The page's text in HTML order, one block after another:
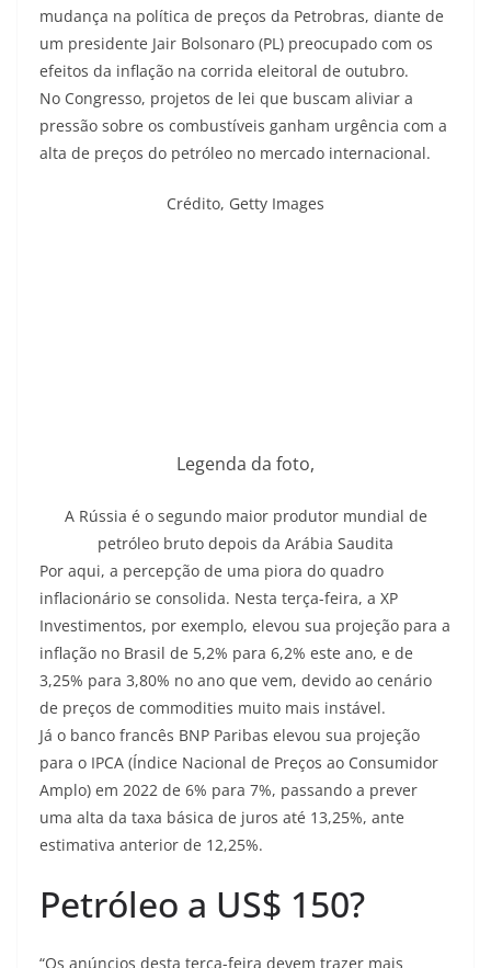
mudança na política de preços da Petrobras, diante de
um presidente Jair Bolsonaro (PL) preocupado com os
efeitos da inflação na corrida eleitoral de outubro.
No Congresso, projetos de lei que buscam aliviar a
pressão sobre os combustíveis ganham urgência com a
alta de preços do petróleo no mercado internacional.
Crédito, Getty Images
Legenda da foto,
A Rússia é o segundo maior produtor mundial de
petróleo bruto depois da Arábia Saudita
Por aqui, a percepção de uma piora do quadro
inflacionário se consolida. Nesta terça-feira, a XP
Investimentos, por exemplo, elevou sua projeção para a
inflação no Brasil de 5,2% para 6,2% este ano, e de
3,25% para 3,80% no ano que vem, devido ao cenário
de preços de commodities muito mais instável.
Já o banco francês BNP Paribas elevou sua projeção
para o IPCA (Índice Nacional de Preços ao Consumidor
Amplo) em 2022 de 6% para 7%, passando a prever
uma alta da taxa básica de juros até 13,25%, ante
estimativa anterior de 12,25%.
Petróleo a US$ 150?
“Os anúncios desta terça-feira devem trazer mais